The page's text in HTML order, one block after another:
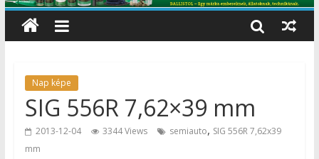
Nap képe
SIG 556R 7,62×39 mm
2013-12-04 3344 Views semiauto, SIG 556R 7,62x39
mm